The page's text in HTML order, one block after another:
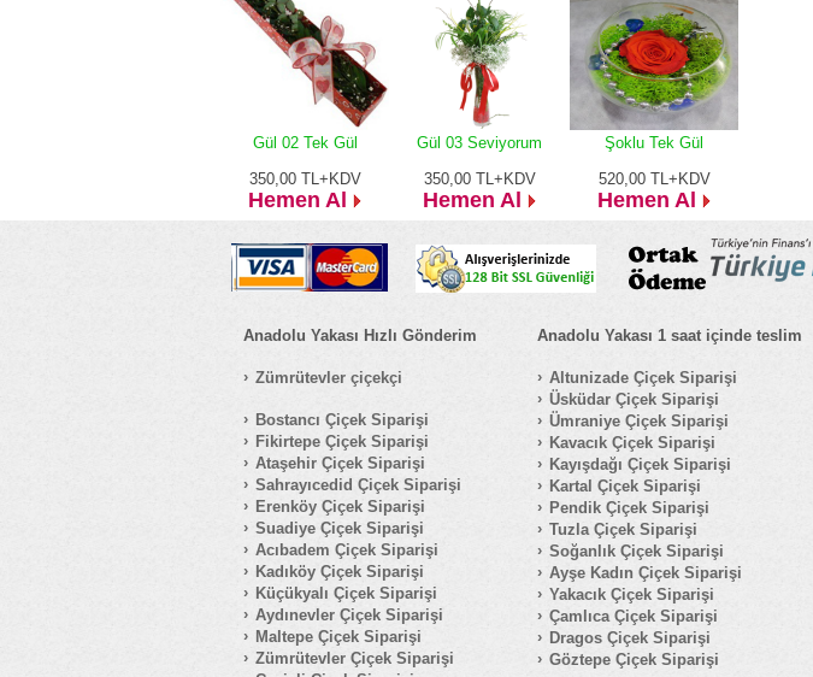
Gül 02 Tek Gül
350,00 TL+KDV
Hemen Al
Gül 03 Seviyorum
350,00 TL+KDV
Hemen Al
Şoklu Tek Gül
520,00 TL+KDV
Hemen Al
Anadolu Yakası Hızlı Gönderim
Zümrütevler çiçekçi
Bostancı Çiçek Siparişi
Fikirtepe Çiçek Siparişi
Ataşehir Çiçek Siparişi
Sahrayıcedid Çiçek Siparişi
Erenköy Çiçek Siparişi
Suadiye Çiçek Siparişi
Acıbadem Çiçek Siparişi
Kadıköy Çiçek Siparişi
Küçükyalı Çiçek Siparişi
Aydınevler Çiçek Siparişi
Maltepe Çiçek Siparişi
Zümrütevler Çiçek Siparişi
Anadolu Yakası 1 saat içinde teslim
Altunizade Çiçek Siparişi
Üsküdar Çiçek Siparişi
Ümraniye Çiçek Siparişi
Kavacık Çiçek Siparişi
Kayışdağı Çiçek Siparişi
Kartal Çiçek Siparişi
Pendik Çiçek Siparişi
Tuzla Çiçek Siparişi
Soğanlık Çiçek Siparişi
Ayşe Kadın Çiçek Siparişi
Yakacık Çiçek Siparişi
Çamlıca Çiçek Siparişi
Dragos Çiçek Siparişi
Göztepe Çiçek Siparişi